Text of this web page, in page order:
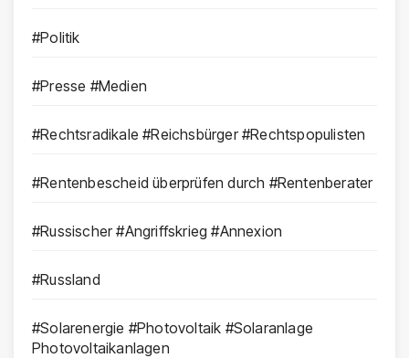
#Politik
#Presse #Medien
#Rechtsradikale #Reichsbürger #Rechtspopulisten
#Rentenbescheid überprüfen durch #Rentenberater
#Russischer #Angriffskrieg #Annexion
#Russland
#Solarenergie #Photovoltaik #Solaranlage
Photovoltaikanlagen